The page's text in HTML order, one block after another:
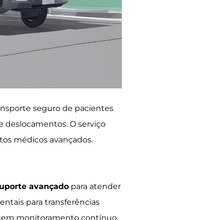
seguro de pacientes
O serviço
médicos avançados.
avançado para atender
para transferências
monitoramento contínuo.